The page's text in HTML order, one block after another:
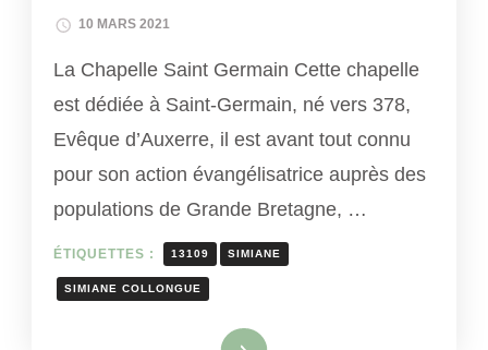
10 MARS 2021
La Chapelle Saint Germain Cette chapelle
est dédiée à Saint-Germain, né vers 378,
Evêque d’Auxerre, il est avant tout connu
pour son action évangélisatrice auprès des
populations de Grande Bretagne, …
ÉTIQUETTES : 13109 SIMIANE
SIMIANE COLLONGUE